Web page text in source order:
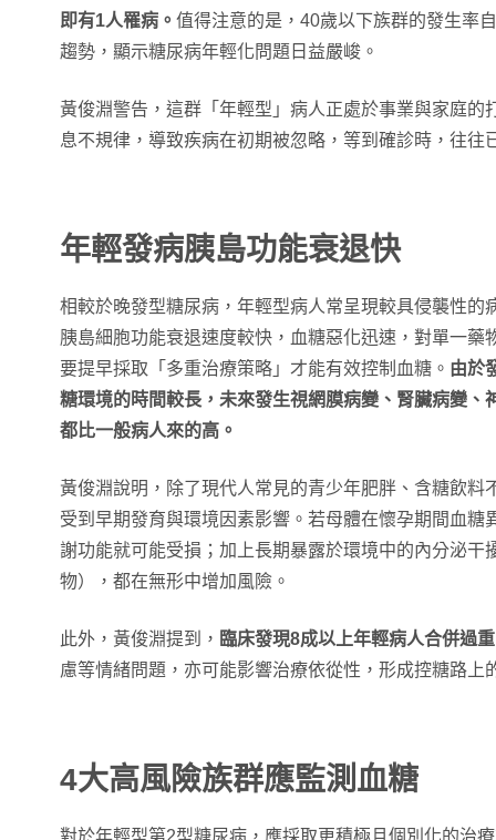
即有1人罹病。 值得注意的是，40歲以下族群的發生率
趨勢，顯示糖尿病年輕化問題日益嚴峻。
黃俊淵警告，這群「年輕型」病人正處於事業與家庭的
息不規律，導致疾病在初期被忽略，等到確診時，往往
年輕發病胰島功能衰退快
相較於晚發型糖尿病，年輕型病人常呈現較具侵襲性的
胰島細胞功能衰退速度較快，血糖惡化迅速，對單一藥
要提早採取「多重治療策略」才能有效控制血糖。 由於
糖環境的時間較長，未來發生視網膜病變、腎臟病變、
都比一般病人來的高。
黃俊淵說明，除了現代人常見的青少年肥胖、含糖飲料
受到早期發育與環境因素影響。若母體在懷孕期間血糖
謝功能就可能受損；加上長期暴露於環境中的內分泌干
物），都在無形中增加風險。
此外，黃俊淵提到， 臨床發現8成以上年輕病人合併過
慮等情緒問題，亦可能影響治療依從性，形成控糖路上
4大高風險族群應監測血糖
對於年輕型第2型糖尿病，應採取更積極且個別化的治